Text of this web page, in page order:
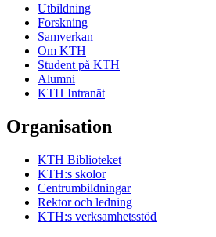
Utbildning
Forskning
Samverkan
Om KTH
Student på KTH
Alumni
KTH Intranät
Organisation
KTH Biblioteket
KTH:s skolor
Centrumbildningar
Rektor och ledning
KTH:s verksamhetsstöd